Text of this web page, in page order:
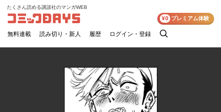
コミックDAYS
たくさん読める講談社のマンガWEB
無料連載 読み切り・新人 履歴 ログイン・登録
検
¥0 プレミアム体験